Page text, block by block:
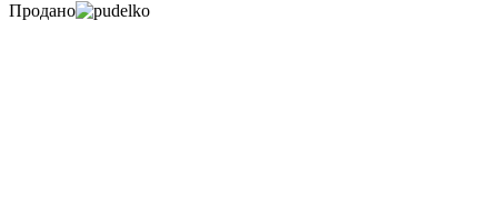
Продано